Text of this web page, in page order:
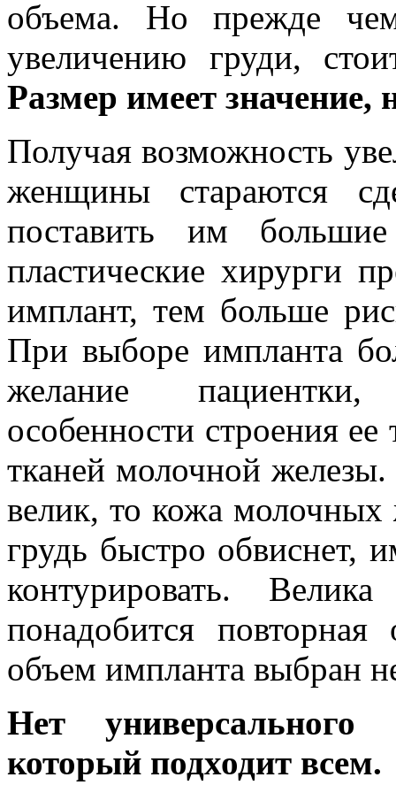
объема. Но прежде
увеличению груди,
Размер имеет
Получая возможность
женщины стараются
поставить им
пластические хирурги
имплант, тем больше
При выборе импланта
желание пациентки,
особенности строения
тканей молочной
велик, то кожа молочных
грудь быстро обвиснет,
контурировать.
понадобится
объем импланта выбран
Нет универсального
который подходит всем.